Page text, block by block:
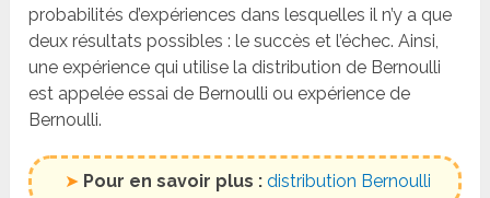
probabilités d’expériences dans lesquelles il n’y a que
deux résultats possibles : le succès et l’échec. Ainsi,
une expérience qui utilise la distribution de Bernoulli
est appelée essai de Bernoulli ou expérience de
Bernoulli.
➤ Pour en savoir plus : distribution Bernoulli